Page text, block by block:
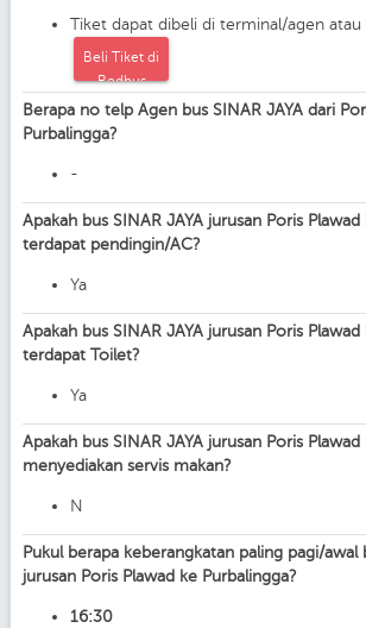
Tiket dapat dibeli di terminal/agen atau
Beli Tiket di
Redbus
Berapa no telp Agen bus SINAR JAYA dari
Purbalingga?
-
Apakah bus SINAR JAYA jurusan Poris
terdapat pendingin/AC?
Ya
Apakah bus SINAR JAYA jurusan Poris
terdapat Toilet?
Ya
Apakah bus SINAR JAYA jurusan Poris
menyediakan servis makan?
N
Pukul berapa keberangkatan paling pagi/awal
jurusan Poris Plawad ke Purbalingga?
16:30